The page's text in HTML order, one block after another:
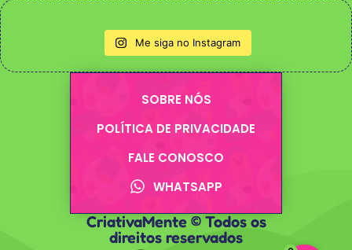
Me siga no Instagram
SOBRE NÓS
POLÍTICA DE PRIVACIDADE
FALE CONOSCO
WHATSAPP
CriativaMente © Todos os
direitos reservados